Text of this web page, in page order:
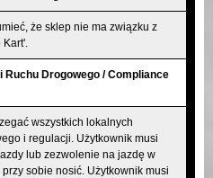
że sklep nie ma związku z
Ruchu Drogowego / Compliance
wszystkich lokalnych
i regulacji. Użytkownik musi
lub zezwolenie na jazdę w
sobie nosić. Użytkownik musi